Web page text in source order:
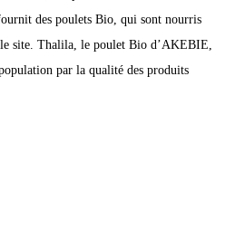
des poulets Bio, qui sont nourris
site. Thalila, le poulet Bio d’AKEBIE,
par la qualité des produits